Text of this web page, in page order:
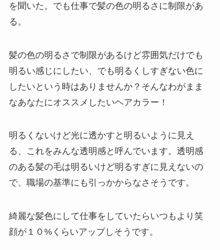
を聞いた。でも仕事で髪の色の明るさに制限があ
る。
髪の色の明るさで制限があるけど雰囲気だけでも
明るい感じにしたい、でも明るくしすぎない色に
したいという時はありませんか？そんなわがまま
なあなたにオススメしたいヘアカラー！
明るくないけど光に透かすと明るいように見え
る、これをみんな透明感と呼んでいます。透明感
のある髪の毛は明るいけど明るすぎに見えないの
で、職場の基準にも引っかからなさそうです。
綺麗な髪色にして仕事をしていたらいつもより笑
顔が１０%くらいアップしそうです。